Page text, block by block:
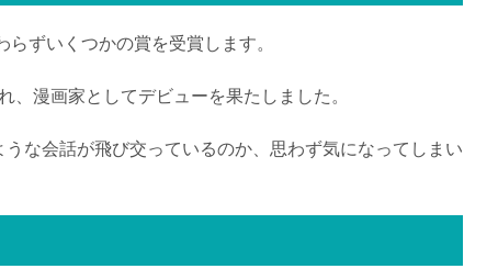
ずいくつかの賞を受賞します。
漫画家としてデビューを果たしました。
な会話が飛び交っているのか、思わず気になってしまい